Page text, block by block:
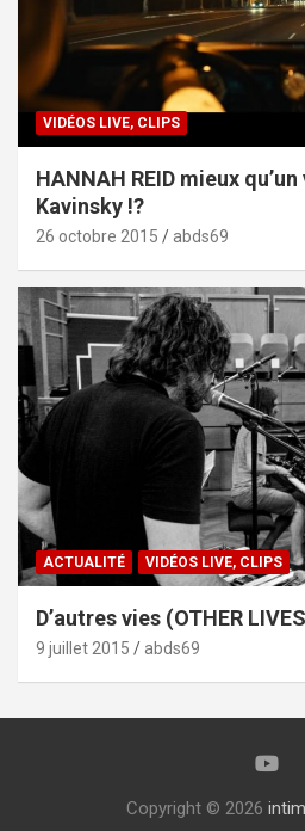
VIDÉOS LIVE, CLIPS
HANNAH REID mieux
Kavinsky !?
26 octobre 2015 abds69
ACTUALITÉ VIDÉOS LIVE, CLIPS
D’autres vies (OTHER
9 juillet 2015 abds69
Copyright © 2026